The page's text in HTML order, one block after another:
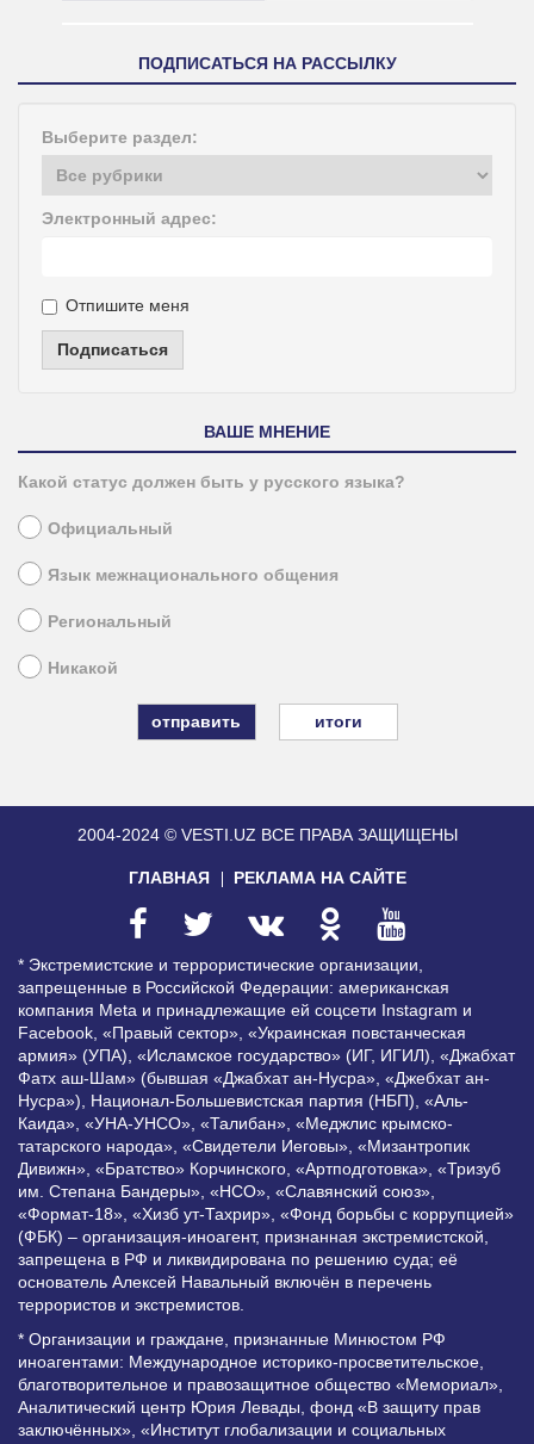
ПОДПИСАТЬСЯ НА РАССЫЛКУ
Выберите раздел:
Электронный адрес:
Отпишите меня
Подписаться
ВАШЕ МНЕНИЕ
Какой статус должен быть у русского языка?
Официальный
Язык межнационального общения
Региональный
Никакой
итоги
2004-2024 © VESTI.UZ ВСЕ ПРАВА ЗАЩИЩЕНЫ
ГЛАВНАЯ РЕКЛАМА НА САЙТЕ
* Экстремистские и террористические организации,
запрещенные в Российской Федерации: американская
компания Meta и принадлежащие ей соцсети Instagram и
Facebook, «Правый сектор», «Украинская повстанческая
армия» (УПА), «Исламское государство» (ИГ, ИГИЛ), «Джабхат
Фатх аш-Шам» (бывшая «Джабхат ан-Нусра», «Джебхат ан-
Нусра»), Национал-Большевистская партия (НБП), «Аль-
Каида», «УНА-УНСО», «Талибан», «Меджлис крымско-
татарского народа», «Свидетели Иеговы», «Мизантропик
Дивижн», «Братство» Корчинского, «Артподготовка», «Тризуб
им. Степана Бандеры», «НСО», «Славянский союз»,
«Формат-18», «Хизб ут-Тахрир», «Фонд борьбы с коррупцией»
(ФБК) – организация-иноагент, признанная экстремистской,
запрещена в РФ и ликвидирована по решению суда; её
основатель Алексей Навальный включён в перечень
террористов и экстремистов.
* Организации и граждане, признанные Минюстом РФ
иноагентами: Международное историко-просветительское,
благотворительное и правозащитное общество «Мемориал»,
Аналитический центр Юрия Левады, фонд «В защиту прав
заключённых», «Институт глобализации и социальных